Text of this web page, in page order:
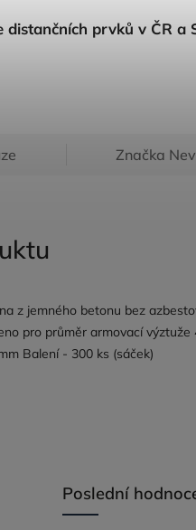
distančních prvků v ČR a
Značka
z jemného betonu bez
pro průměr armovací
Balení - 300 ks (sáček)
Poslední